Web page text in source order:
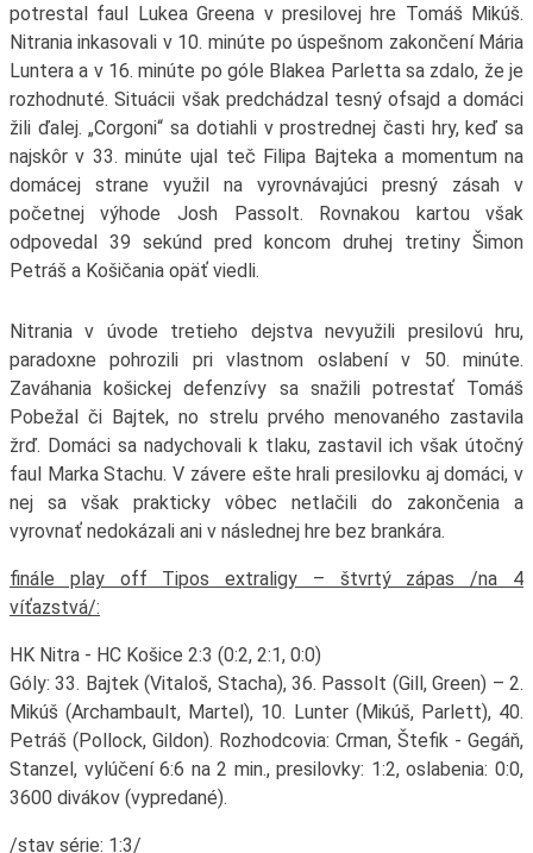
potrestal faul Lukea Greena v presilovej hre Tomáš Mikúš.
Nitrania inkasovali v 10. minúte po úspešnom zakončení Mária
Luntera a v 16. minúte po góle Blakea Parletta sa zdalo, že je
rozhodnuté. Situácii však predchádzal tesný ofsajd a domáci
žili ďalej. „Corgoni“ sa dotiahli v prostrednej časti hry, keď sa
najskôr v 33. minúte ujal teč Filipa Bajteka a momentum na
domácej strane využil na vyrovnávajúci presný zásah v
početnej výhode Josh Passolt. Rovnakou kartou však
odpovedal 39 sekúnd pred koncom druhej tretiny Šimon
Petráš a Košičania opäť viedli.
Nitrania v úvode tretieho dejstva nevyužili presilovú hru,
paradoxne pohrozili pri vlastnom oslabení v 50. minúte.
Zaváhania košickej defenzívy sa snažili potrestať Tomáš
Pobežal či Bajtek, no strelu prvého menovaného zastavila
žrď. Domáci sa nadychovali k tlaku, zastavil ich však útočný
faul Marka Stachu. V závere ešte hrali presilovku aj domáci, v
nej sa však prakticky vôbec netlačili do zakončenia a
vyrovnať nedokázali ani v následnej hre bez brankára.
finále play off Tipos extraligy – štvrtý zápas /na 4
víťazstvá/:
HK Nitra - HC Košice 2:3 (0:2, 2:1, 0:0)
Góly: 33. Bajtek (Vitaloš, Stacha), 36. Passolt (Gill, Green) – 2.
Mikúš (Archambault, Martel), 10. Lunter (Mikúš, Parlett), 40.
Petráš (Pollock, Gildon). Rozhodcovia: Crman, Štefik - Gegáň,
Stanzel, vylúčení 6:6 na 2 min., presilovky: 1:2, oslabenia: 0:0,
3600 divákov (vypredané).
/stav série: 1:3/